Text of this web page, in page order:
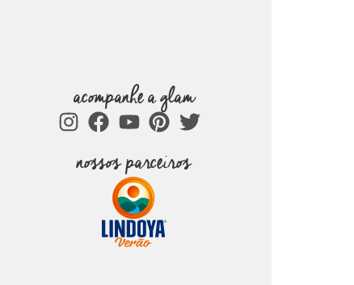
acompanhe a glam
nossos parceiros